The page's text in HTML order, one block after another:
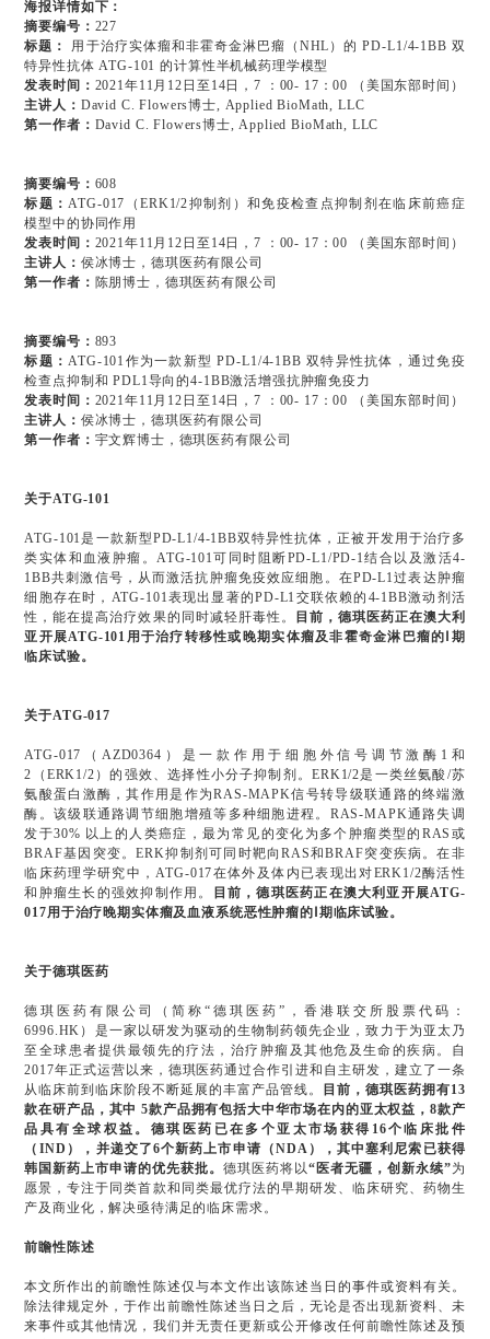
海报详情如下：
摘要编号： 227
标题：
用于治疗实体瘤和非霍奇金淋巴瘤（NHL）的 PD-L1/4-1BB 双
特异性抗体 ATG-101 的计算性半机械药理学模型
发表时间： 2021年11月12日至14日，7 ：00- 17：00 （美国东部时间）
主讲人： David C. Flowers博士, Applied BioMath, LLC
第一作者 ： David C. Flowers博士, Applied BioMath, LLC
摘要编号： 608
标题：ATG-017（ERK1/2抑制剂）和免疫检查点抑制剂在临床前癌症
模型中的协同作用
发表时间： 2021年11月12日至14日，7 ：00- 17：00 （美国东部时间）
主讲人： 侯冰博士，德琪医药有限公司
第一作者： 陈朋博士，德琪医药有限公司
摘要编号： 893
标题：ATG-101作为一款新型 PD-L1/4-1BB 双特异性抗体，通过免疫
检查点抑制和 PDL1导向的4-1BB激活增强抗肿瘤免疫力
发表时间： 2021年11月12日至14日，7 ：00- 17：00 （美国东部时间）
主讲人： 侯冰博士，德琪医药有限公司
第一作者： 宇文辉博士，德琪医药有限公司
关于ATG-101
ATG-101是一款新型PD-L1/4-1BB双特异性抗体，正被开发用于治疗多
类实体和血液肿瘤。ATG-101可同时阻断PD-L1/PD-1结合以及激活4-
1BB共刺激信号，从而激活抗肿瘤免疫效应细胞。在PD-L1过表达肿瘤
细胞存在时，ATG-101表现出显著的PD-L1交联依赖的4-1BB激动剂活
性，能在提高治疗效果的同时减轻肝毒性。
目前，德琪医药正在澳大利
亚开展ATG-101用于治疗转移性或晚期实体瘤及非霍奇金淋巴瘤的Ⅰ期
临床试验。
关于ATG-017
ATG-017（AZD0364）是一款作用于细胞外信号调节激酶1和
2（ERK1/2）的强效、选择性小分子抑制剂。ERK1/2是一类丝氨酸/苏
氨酸蛋白激酶，其作用是作为RAS-MAPK信号转导级联通路的终端激
酶。该级联通路调节细胞增殖等多种细胞进程。RAS-MAPK通路失调
发于30% 以上的人类癌症，最为常见的变化为多个肿瘤类型的RAS或
BRAF基因突变。ERK抑制剂可同时靶向RAS和BRAF突变疾病。在非
临床药理学研究中，ATG-017在体外及体内已表现出对ERK1/2酶活性
和肿瘤生长的强效抑制作用。
目前，德琪医药正在澳大利亚开展ATG-
017用于治疗晚期实体瘤及血液系统恶性肿瘤的Ⅰ期临床试验。
关于德琪医药
德琪医药有限公司（简称“德琪医药”，香港联交所股票代码：
6996.HK）是一家以研发为驱动的生物制药领先企业，致力于为亚太乃
至全球患者提供最领先的疗法，治疗肿瘤及其他危及生命的疾病。自
2017年正式运营以来，德琪医药通过合作引进和自主研发，建立了一条
从临床前到临床阶段不断延展的丰富产品管线。
目前，德琪医药拥有13
款在研产品，其中 5款产品拥有包括大中华市场在内的亚太权益，8款产
品具有全球权益。德琪医药已在多个亚太市场获得16个临床批件
（IND），并递交了6个新药上市申请（NDA），其中塞利尼索已获得
韩国新药上市申请的优先获批。德琪医药将以“医者无疆，创新永续”为
愿景，专注于同类首款和同类最优疗法的早期研发、临床研究、药物生
产及商业化，解决亟待满足的临床需求。
前瞻性陈述
本文所作出的前瞻性陈述仅与本文作出该陈述当日的事件或资料有关。
除法律规定外，于作出前瞻性陈述当日之后，无论是否出现新资料、未
来事件或其他情况，我们并无责任更新或公开修改任何前瞻性陈述及预